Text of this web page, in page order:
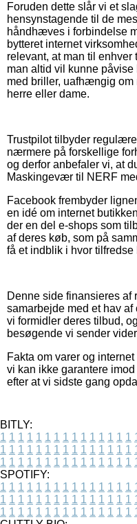
Foruden dette slår vi et
hensynstagende til de
håndhæves i forbindelse
bytteret internet
relevant, at man til enhver
man altid vil kunne
med briller, uafhængig om
herre eller dame.
Trustpilot tilbyder
nærmere på forskellige
og derfor anbefaler vi, at
Maskingevær til NERF
Facebook frembyder
en idé om internet
der en del e-shops som
af deres køb, som på
få et indblik i hvor tilfredse
Denne side finansieres
samarbejde med et hav
vi formidler deres tilbud,
besøgende vi sender
Fakta om varer og
vi kan ikke garantere
efter at vi sidste gang
BITLY:
1 1 1 1 1 1 1 1 1 1 1 1 1 1 1
1 1 1 1 1 1 1 1 1 1 1 1 1 1 1
1 1 1 1 1 1 1 1 1 1 1 1 1 1 1
SPOTIFY:
1 1 1 1 1 1 1 1 1 1 1 1 1 1 1
1 1 1 1 1 1 1 1 1 1 1 1 1 1 1
1 1 1 1 1 1 1 1 1 1 1 1 1 1 1